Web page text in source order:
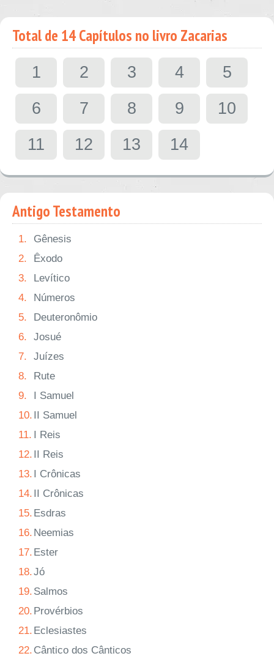
Total de 14 Capítulos no livro Zacarias
1 2 3 4
5
6
7 8 9
10
11
12 13 14
Antigo Testamento
1.
Gênesis
2.
Êxodo
3.
Levítico
4.
Números
5.
Deuteronômio
6.
Josué
7.
Juízes
8.
Rute
9.
I Samuel
10. II Samuel
11. I Reis
12. II Reis
13. I Crônicas
14. II Crônicas
15. Esdras
16. Neemias
17. Ester
18.Jó
19. Salmos
20. Provérbios
21. Eclesiastes
22. Cântico dos Cânticos